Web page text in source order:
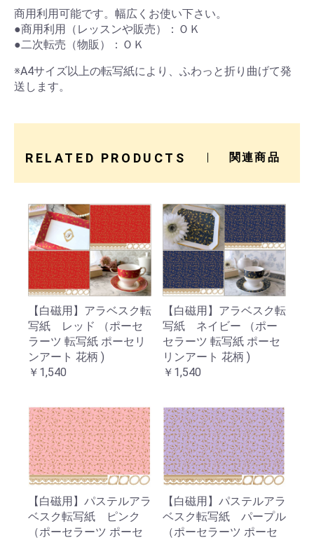
商用利用可能です。幅広くお使い下さい。
●商用利用（レッスンや販売）：ＯＫ
●二次転売（物販）：ＯＫ
※A4サイズ以上の転写紙により、ふわっと折り曲げて発
送します。
RELATED PRODUCTS 関連商品
【白磁用】アラベスク転
写紙 レッド （ポーセ
ラーツ 転写紙 ポーセリ
ンアート 花柄 )
￥1,540
【白磁用】アラベスク転
写紙 ネイビー （ポー
セラーツ 転写紙 ポーセ
リンアート 花柄 )
￥1,540
【白磁用】パステルアラ
ベスク転写紙 ピンク
（ポーセラーツ ポーセ
【白磁用】パステルアラ
ベスク転写紙 パープル
（ポーセラーツ ポーセ